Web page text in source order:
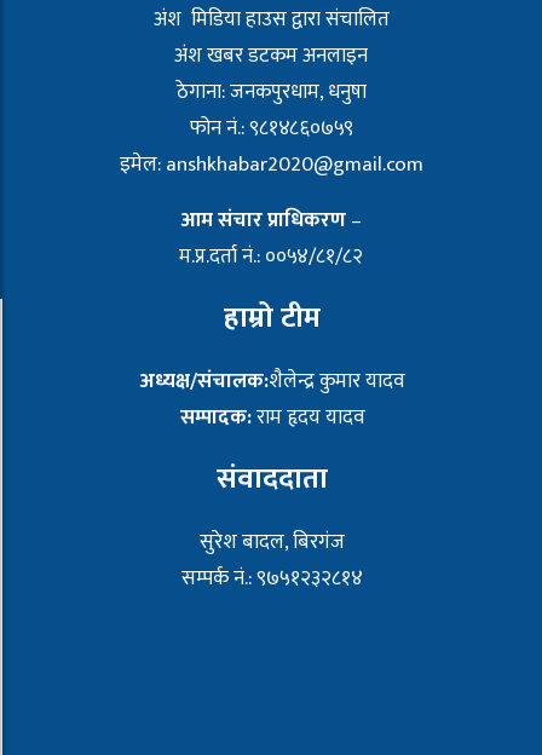
अंश मिडिया हाउस द्वारा संचालित
अंश खबर डटकम अनलाइन
ठेगाना: जनकपुरधाम, धनुषा
फोन नं.: ९८१४८६०७५९
इमेल:anshkhabar2020@gmail.com
आम संचार प्राधिकरण–
म.प्र.दर्ता नं.: ००५४/८१/८२
हाम्रो टीम
अध्यक्ष/संचालक:शैलेन्द्र कुमार यादव
सम्पादक:राम हृदय यादव
संवाददाता
सुरेश बादल, बिरगंज
सम्पर्क नं.: ९७५१२३२८१४